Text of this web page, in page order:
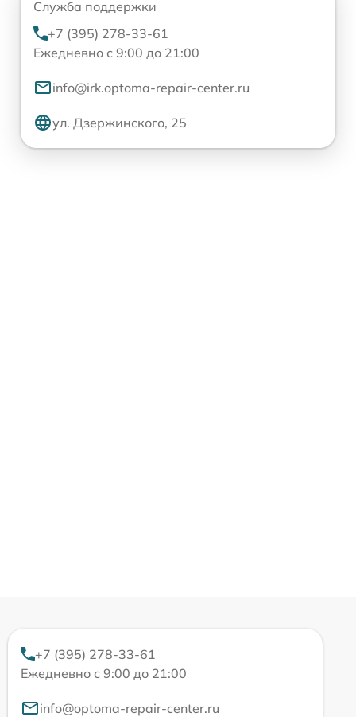
Служба поддержки
+7 (395) 278-33-61
Ежедневно с 9:00 до 21:00
info@irk.optoma-repair-center.ru
ул. Дзержинского, 25
+7 (395) 278-33-61
Ежедневно с 9:00 до 21:00
info@optoma-repair-center.ru